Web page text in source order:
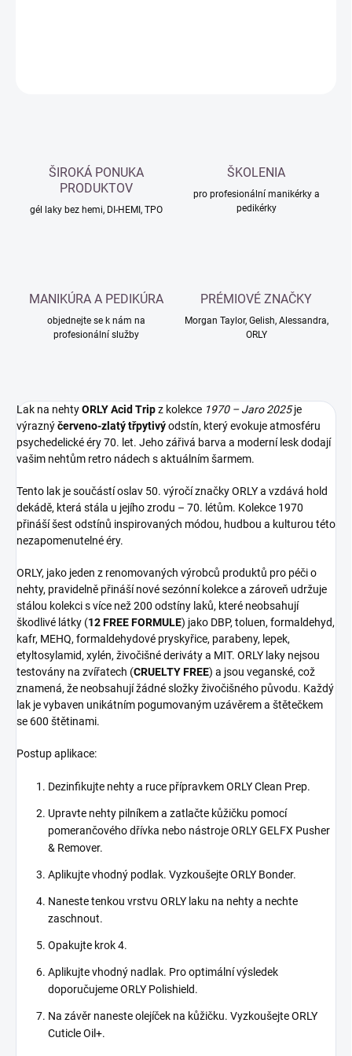
ŠIROKÁ PONUKA
PRODUKTOV
gél laky bez hemi, DI-HEMI, TPO
ŠKOLENIA
pro profesionální manikérky a
pedikérky
MANIKÚRA A PEDIKÚRA
objednejte se k nám na
profesionální služby
PRÉMIOVÉ ZNAČKY
Morgan Taylor, Gelish, Alessandra,
ORLY
Lak na nehtyORLY Acid Tripz kolekce 1970 – Jaro 2025je
výraznýčerveno-zlatý třpytivýodstín, který evokuje atmosféru
psychedelické éry 70. let. Jeho zářivá barva a moderní lesk dodají
vašim nehtům retro nádech s aktuálním šarmem.
Tento lak je součástí oslav 50. výročí značky ORLY a vzdává hold
dekádě, která stála u jejího zrodu – 70. létům. Kolekce 1970
přináší šest odstínů inspirovaných módou, hudbou a kulturou této
nezapomenutelné éry.
ORLY, jako jeden z renomovaných výrobců produktů pro péči o
nehty, pravidelně přináší nové sezónní kolekce a zároveň udržuje
stálou kolekci s více než 200 odstíny laků, které neobsahují
škodlivé látky (12 FREE FORMULE) jako DBP, toluen, formaldehyd,
kafr, MEHQ, formaldehydové pryskyřice, parabeny, lepek,
etyltosylamid, xylén, živočišné deriváty a MIT. ORLY laky nejsou
testovány na zvířatech (CRUELTY FREE) a jsou veganské, což
znamená, že neobsahují žádné složky živočišného původu. Každý
lak je vybaven unikátním pogumovaným uzávěrem a štětečkem
se 600 štětinami.
Postup aplikace:
Dezinfikujte nehty a ruce přípravkem ORLY Clean Prep.
Upravte nehty pilníkem a zatlačte kůžičku pomocí
pomerančového dřívka nebo nástroje ORLY GELFX Pusher
& Remover.
Aplikujte vhodný podlak. Vyzkoušejte ORLY Bonder.
Naneste tenkou vrstvu ORLY laku na nehty a nechte
zaschnout.
Opakujte krok 4.
Aplikujte vhodný nadlak. Pro optimální výsledek
doporučujeme ORLY Polishield.
Na závěr naneste olejíček na kůžičku. Vyzkoušejte ORLY
Cuticle Oil+.